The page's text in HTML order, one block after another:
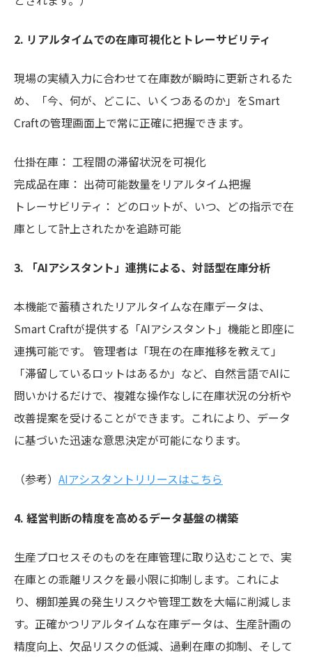
2. リアルタイムでの在庫可視化とトレーサビリティ
現場の実績入力に合わせて在庫数が瞬時に更新されるた
め、「今、何が、どこに、いくつあるのか」をSmart
Craftの管理画面上で常に正確に把握できます。
仕掛在庫： 工程間の滞留状況を可視化
完成品在庫： 出荷可能数量をリアルタイム把握
トレーサビリティ： どのロットが、いつ、どの指示で在
庫として計上されたかを追跡可能
3. 「AIアシスタント」連携による、対話型在庫分析
本機能で蓄積されたリアルタイムな在庫データは、
Smart Craftが提供する「AIアシスタント」機能と即座に
連携可能です。 管理者は「現在の在庫推移を教えて」
「滞留しているロットはあるか」など、自然言語でAIに
問いかけるだけで、複雑な操作なしに在庫状況の分析や
改善提案を受けることができます。これにより、データ
に基づいた迅速な意思決定が可能になります。
（参考） AIアシスタントリリースはこちら
4. 経営判断の精度を高めるデータ基盤の構築
生産プロセスそのものを在庫管理に取り込むことで、実
在庫との乖離リスクを最小限に抑制します。これによ
り、棚卸差異の発生リスクや管理工数を大幅に削減しま
す。正確かつリアルタイムな在庫データは、生産計画の
精度向上、欠品リスクの低減、過剰在庫の抑制、そして